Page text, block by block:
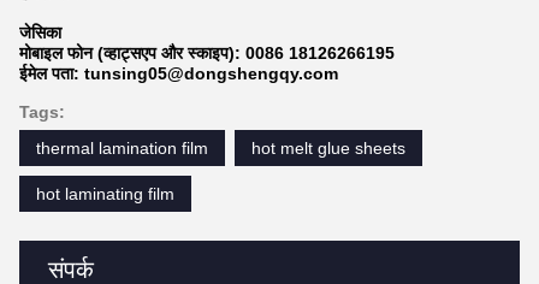
संपर्क
जेसिका
मोबाइल फोन (व्हाट्सएप और स्काइप): 0086 18126266195
ईमेल पता: tunsing05@dongshengqy.com
Tags:
thermal lamination film
hot melt glue sheets
hot laminating film